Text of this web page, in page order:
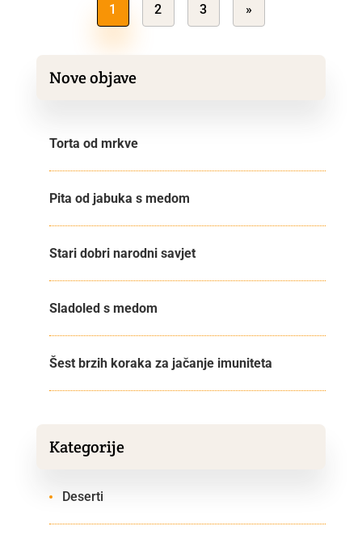
1 2 3 »
Nove objave
Torta od mrkve
Pita od jabuka s medom
Stari dobri narodni savjet
Sladoled s medom
Šest brzih koraka za jačanje imuniteta
Kategorije
Deserti